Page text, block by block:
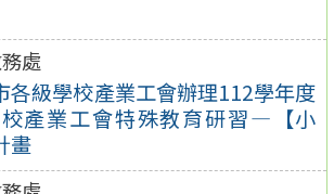
處
各級學校產業工會辦理112學年度
產業工會特殊教育研習—【小
畫